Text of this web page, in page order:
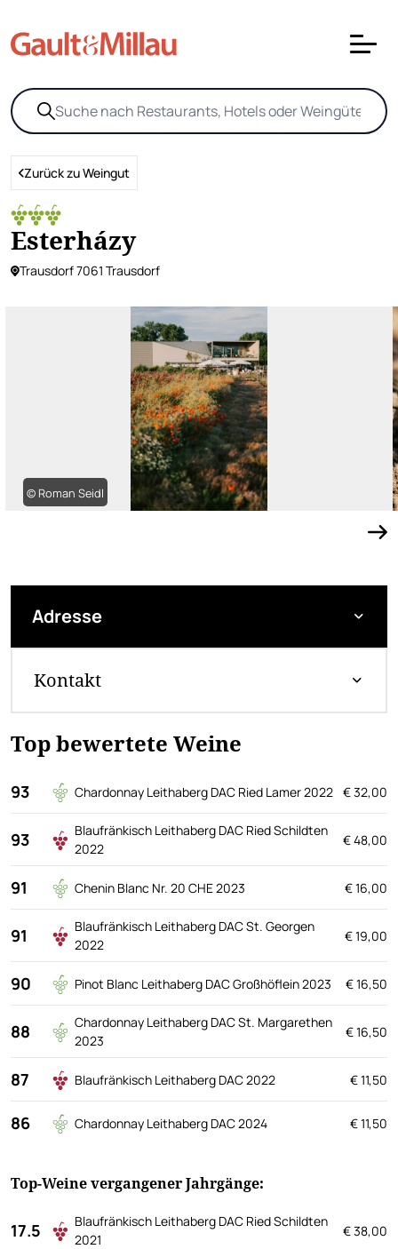
Zurück zu Weingut
Esterházy
Trausdorf 7061 Trausdorf
© Roman Seidl
Adresse
Kontakt
Top bewertete Weine
93 Chardonnay Leithaberg DAC Ried Lamer 2022 € 32,00
93
Blaufränkisch Leithaberg DAC Ried Schildten
2022
€ 48,00
91 Chenin Blanc Nr. 20 CHE 2023 € 16,00
91
Blaufränkisch Leithaberg DAC St. Georgen
2022
€ 19,00
90 Pinot Blanc Leithaberg DAC Großhöflein 2023 € 16,50
88
Chardonnay Leithaberg DAC St. Margarethen
2023
€ 16,50
87 Blaufränkisch Leithaberg DAC 2022 € 11,50
86 Chardonnay Leithaberg DAC 2024 € 11,50
Top-Weine vergangener Jahrgänge:
17.5
Blaufränkisch Leithaberg DAC Ried Schildten
2021
€ 38,00